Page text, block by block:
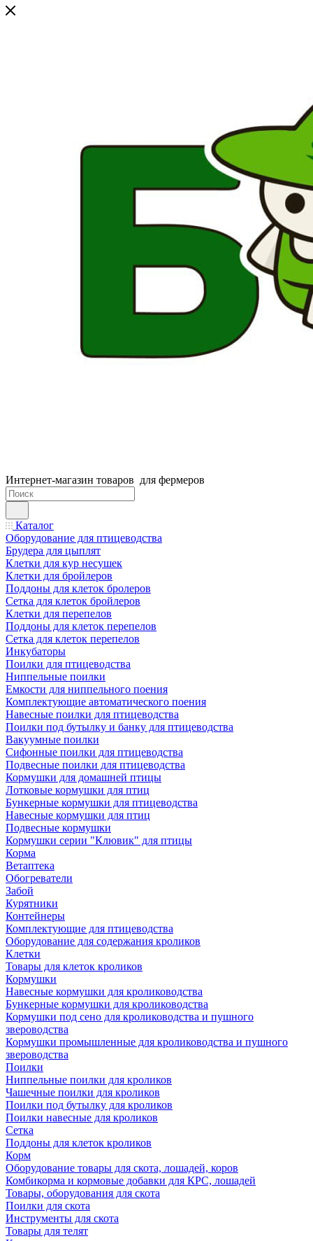
Интернет-магазин товаров для фермеров
Каталог
Оборудование для птицеводства
Брудера для цыплят
Клетки для кур несушек
Клетки для бройлеров
Поддоны для клеток бролеров
Сетка для клеток бройлеров
Клетки для перепелов
Поддоны для клеток перепелов
Сетка для клеток перепелов
Инкубаторы
Поилки для птицеводства
Ниппельные поилки
Емкости для ниппельного поения
Комплектующие автоматического поения
Навесные поилки для птицеводства
Поилки под бутылку и банку для птицеводства
Вакуумные поилки
Сифонные поилки для птицеводства
Подвесные поилки для птицеводства
Кормушки для домашней птицы
Лотковые кормушки для птиц
Бункерные кормушки для птицеводства
Навесные кормушки для птиц
Подвесные кормушки
Кормушки серии "Клювик" для птицы
Корма
Ветаптека
Обогреватели
Забой
Курятники
Контейнеры
Комплектующие для птицеводства
Оборудование для содержания кроликов
Клетки
Товары для клеток кроликов
Кормушки
Навесные кормушки для кролиководства
Бункерные кормушки для кролиководства
Кормушки под сено для кролиководства и пушного
звероводства
Кормушки промышленные для кролиководства и пушного
звероводства
Поилки
Ниппельные поилки для кроликов
Чашечные поилки для кроликов
Поилки под бутылку для кроликов
Поилки навесные для кроликов
Сетка
Поддоны для клеток кроликов
Корм
Оборудование товары для скота, лошадей, коров
Комбикорма и кормовые добавки для КРС, лошадей
Товары, оборудования для скота
Поилки для скота
Инструменты для скота
Товары для телят